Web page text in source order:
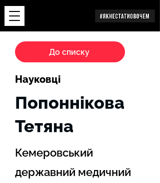
До списку
Науковці
Кемеровський
державний медичний
Попоннікова
Тетяна